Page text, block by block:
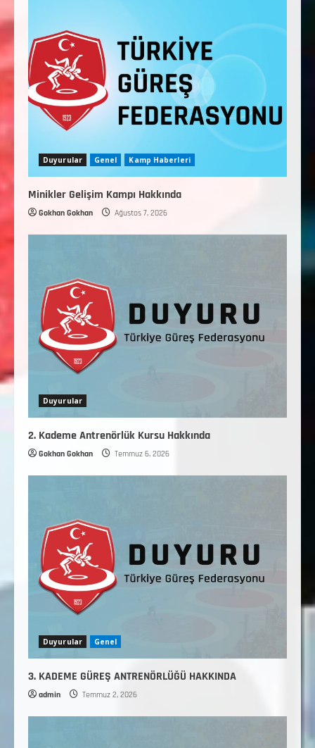
Duyurular Genel Kamp Haberleri
Minikler Gelişim Kampı Hakkında
Gokhan Gokhan Ağustos 7, 2026
Duyurular
2. Kademe Antrenörlük Kursu Hakkında
Gokhan Gokhan Temmuz 6, 2026
Duyurular Genel
3. KADEME GÜREŞ ANTRENÖRLÜĞÜ HAKKINDA
admin Temmuz 2, 2026